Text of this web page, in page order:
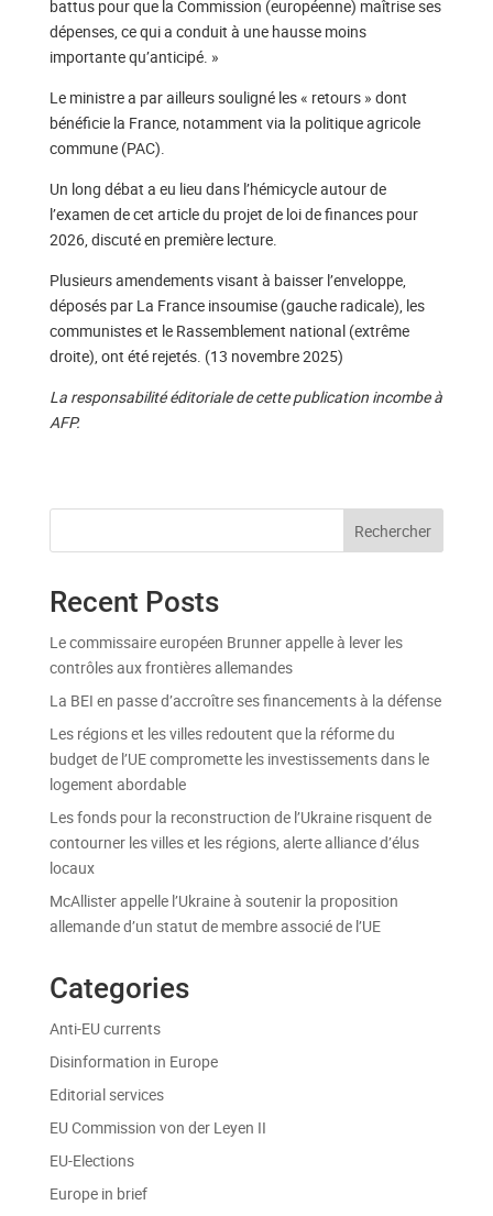
battus pour que la Commission (européenne) maîtrise ses
dépenses, ce qui a conduit à une hausse moins
importante qu’anticipé. »
Le ministre a par ailleurs souligné les « retours » dont
bénéficie la France, notamment via la politique agricole
commune (PAC).
Un long débat a eu lieu dans l’hémicycle autour de
l’examen de cet article du projet de loi de finances pour
2026, discuté en première lecture.
Plusieurs amendements visant à baisser l’enveloppe,
déposés par La France insoumise (gauche radicale), les
communistes et le Rassemblement national (extrême
droite), ont été rejetés. (13 novembre 2025)
La responsabilité éditoriale de cette publication incombe à
AFP.
Rechercher
Recent Posts
Le commissaire européen Brunner appelle à lever les
contrôles aux frontières allemandes
La BEI en passe d’accroître ses financements à la défense
Les régions et les villes redoutent que la réforme du
budget de l’UE compromette les investissements dans le
logement abordable
Les fonds pour la reconstruction de l’Ukraine risquent de
contourner les villes et les régions, alerte alliance d’élus
locaux
McAllister appelle l’Ukraine à soutenir la proposition
allemande d’un statut de membre associé de l’UE
Categories
Anti-EU currents
Disinformation in Europe
Editorial services
EU Commission von der Leyen II
EU-Elections
Europe in brief